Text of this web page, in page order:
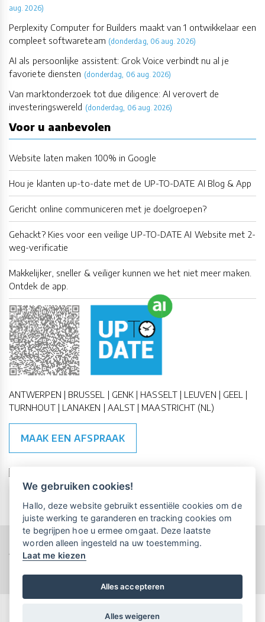
aug. 2026)
Perplexity Computer for Builders maakt van 1 ontwikkelaar een
compleet softwareteam (donderdag, 06 aug. 2026)
AI als persoonlijke assistent: Grok Voice verbindt nu al je
favoriete diensten (donderdag, 06 aug. 2026)
Van marktonderzoek tot due diligence: AI verovert de
investeringswereld (donderdag, 06 aug. 2026)
Voor u aanbevolen
Website laten maken 100% in Google
Hou je klanten up-to-date met de UP-TO-DATE AI Blog & App
Gericht online communiceren met je doelgroepen?
Gehackt? Kies voor een veilige UP-TO-DATE AI Website met 2-
weg-verificatie
Makkelijker, sneller & veiliger kunnen we het niet meer maken.
Ontdek de app.
ANTWERPEN | BRUSSEL | GENK | HASSELT | LEUVEN | GEEL |
TURNHOUT | LANAKEN | AALST | MAASTRICHT (NL)
MAAK EEN AFSPRAAK
🇪🇺 🇧🇪
Copyright All Rights Reserved © 2015-2026 UP-TO-DATE
WebDesign
Privacy & Cookies
Locations Algemene Voorwaarden
We gebruiken cookies!
Hallo, deze website gebruikt essentiële cookies om de
juiste werking te garanderen en tracking cookies om
te begrijpen hoe u ermee omgaat. Deze laatste
worden alleen ingesteld na uw toestemming.
Laat me kiezen
Alles accepteren
Alles weigeren
Vrijblijvende kennismaking?Boek
een persoonlijke demo.
Maandelijks gratis opleidingen
voor UP-TO-DATE Klanten: